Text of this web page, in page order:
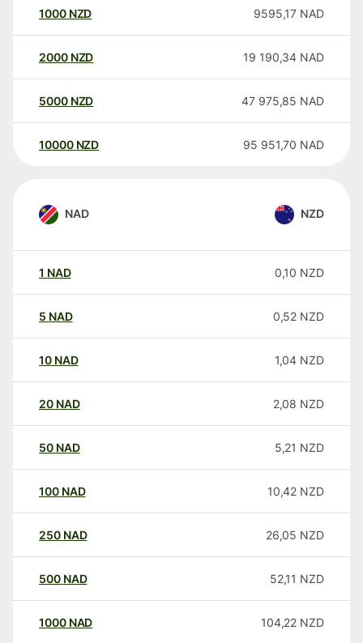
1000 NZD 9595,17 NAD
2000 NZD 19 190,34 NAD
5000 NZD 47 975,85 NAD
10000 NZD 95 951,70 NAD
NAD NZD
1 NAD 0,10 NZD
5 NAD 0,52 NZD
10 NAD 1,04 NZD
20 NAD 2,08 NZD
50 NAD 5,21 NZD
100 NAD 10,42 NZD
250 NAD 26,05 NZD
500 NAD 52,11 NZD
1000 NAD 104,22 NZD